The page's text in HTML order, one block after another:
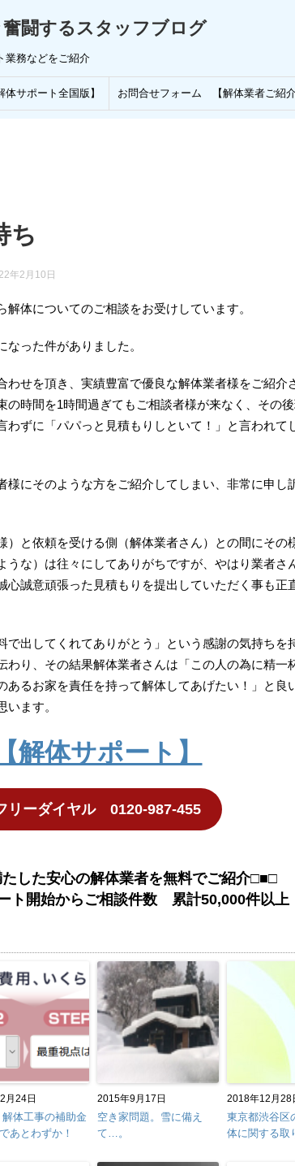
闘するスタッフブログ
業務などをご紹介
サポート全国版】 お問合せフォーム 【解体業者ご紹介
ち
年2月10日
体についてのご相談をお受けしています。
った件がありました。
わせを頂き、実績豊富で優良な解体業者様をご紹介
の時間を1時間過ぎてもご相談者様が来なく、その
わずに「パパっと見積もりしといて！」と言われて
様にそのような方をご紹介してしまい、非常に申し
）と依頼を受ける側（解体業者さん）との間にその
うな）は往々にしてありがちですが、やはり業者さ
心誠意頑張った見積もりを提出していただく事も正
で出してくれてありがとう」という感謝の気持ちを
わり、その結果解体業者さんは「この人の為に精一
あるお家を責任を持って解体してあげたい！」と良
ます。
【解体サポート】
リーダイヤル 0120-987-455
した安心の解体業者を無料でご紹介□■□
ト開始からご相談件数 累計50,000件以上
月24日
解体工事の補助金
あとわずか！
2015年9月17日
空き家問題。雪に備え
て…。
2018年12月28
東京都渋谷区
体に関する取